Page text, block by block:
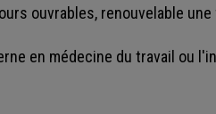
ouvrables, renouvelable
en médecine du travail ou